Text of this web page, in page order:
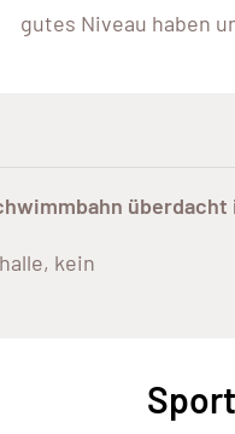
gutes Niveau haben
überdacht
kein